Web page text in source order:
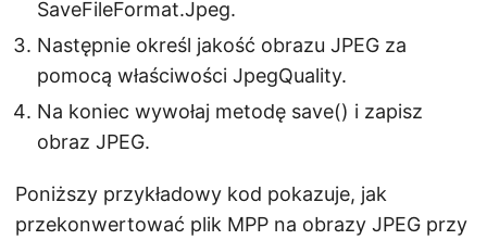
SaveFileFormat.Jpeg.
Następnie określ jakość obrazu JPEG za
pomocą właściwości JpegQuality.
Na koniec wywołaj metodę save() i zapisz
obraz JPEG.
Poniższy przykładowy kod pokazuje, jak
przekonwertować plik MPP na obrazy JPEG przy